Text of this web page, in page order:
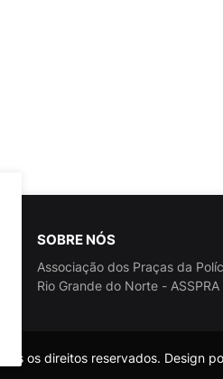
SOBRE NÓS
Associação dos Praças da
Rio Grande do Norte - ASSPRA
os direitos reservados. Design